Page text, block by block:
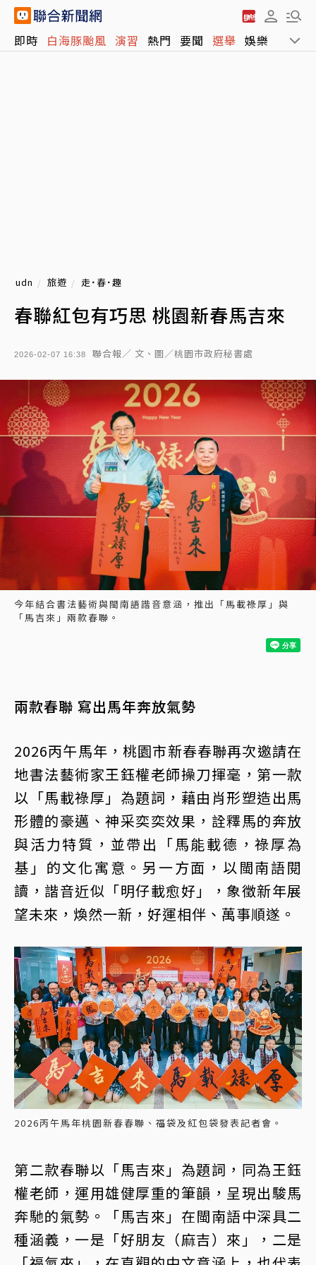
即時 白海豚颱風 演習 熱門 要聞 選舉 娛樂 運動
udn 旅遊 走˙春˙趣
春聯紅包有巧思 桃園新春馬吉來
2026-02-07 16:38 聯合報／ 文、圖／桃園市政府秘書處
今年結合書法藝術與閩南語諧音意涵，推出「馬載祿厚」與
「馬吉來」兩款春聯。
兩款春聯 寫出馬年奔放氣勢
2026丙午馬年，桃園市新春春聯再次邀請在
地書法藝術家王鈺權老師操刀揮毫，第一款
以「馬載祿厚」為題詞，藉由肖形塑造出馬
形體的豪邁、神采奕奕效果，詮釋馬的奔放
與活力特質，並帶出「馬能載德，祿厚為
基」的文化寓意。另一方面，以閩南語閱
讀，諧音近似「明仔載愈好」，象徵新年展
望未來，煥然一新，好運相伴、萬事順遂。
2026丙午馬年桃園新春春聯、福袋及紅包袋發表記者會。
第二款春聯以「馬吉來」為題詞，同為王鈺
權老師，運用雄健厚重的筆韻，呈現出駿馬
奔馳的氣勢。「馬吉來」在閩南語中深具二
種涵義，一是「好朋友（麻吉）來」，二是